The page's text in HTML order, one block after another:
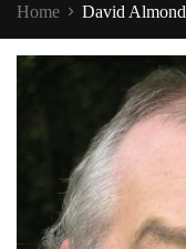
Home David Almond